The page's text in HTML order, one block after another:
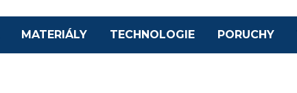
MATERIÁLY TECHNOLOGIE PORUCHY